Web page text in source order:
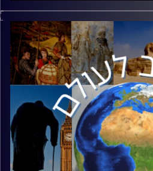
חג הפועלים. מה שהיה בעבר
הפך היום לאירוע שולי.
לשוחח על מארקס,
הנוכחית. הצטרף אליי ד״ר יפתח
האקדמית לחינוך ע"ש דוד ילין
חיפה, מחבר הספרים
בין פוליטיקה
הזמנה לחינוך הומניסטי"